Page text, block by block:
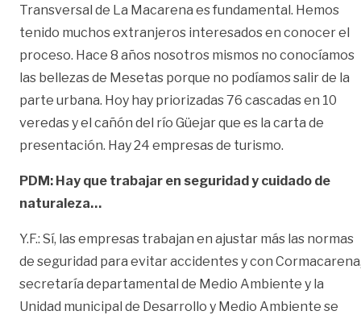
Transversal de La Macarena es fundamental. Hemos
tenido muchos extranjeros interesados en conocer el
proceso. Hace 8 años nosotros mismos no conocíamos
las bellezas de Mesetas porque no podíamos salir de la
parte urbana. Hoy hay priorizadas 76 cascadas en 10
veredas y el cañón del río Güejar que es la carta de
presentación. Hay 24 empresas de turismo.
PDM: Hay que trabajar en seguridad y cuidado de
naturaleza…
Y.F.: Sí, las empresas trabajan en ajustar más las normas
de seguridad para evitar accidentes y con
secretaría departamental de Medio Ambiente y la
Unidad municipal de Desarrollo y Medio Ambiente se